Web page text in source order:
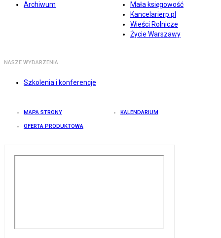
Archiwum
Mała księgowość
Kancelarierp.pl
Wieści Rolnicze
Życie Warszawy
NASZE WYDARZENIA
Szkolenia i konferencje
MAPA STRONY KALENDARIUM
OFERTA PRODUKTOWA